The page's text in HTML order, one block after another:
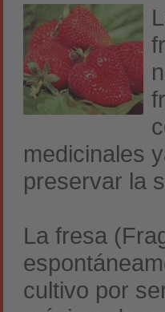
medicinales
preservar la
La fresa
cultivo por